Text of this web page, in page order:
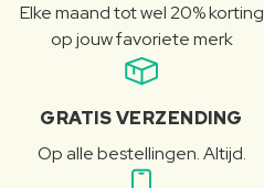
Elke maand tot wel 20% korting
op jouw favoriete merk
GRATIS VERZENDING
Op alle bestellingen. Altijd.